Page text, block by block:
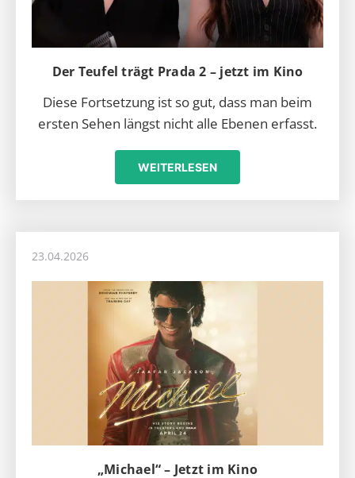
Der Teufel trägt Prada 2 – jetzt im Kino
Diese Fortsetzung ist so gut, dass man beim
ersten Sehen längst nicht alle Ebenen erfasst.
WEITERLESEN
23.04.2026
„Michael“ – Jetzt im Kino